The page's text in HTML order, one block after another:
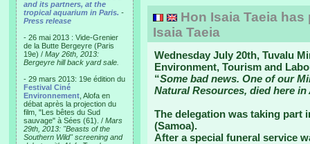
and its partners, at the
tropical aquarium in Paris. -
Press release
- 26 mai 2013 : Vide-Grenier
de la Butte Bergeyre (Paris
19e) / May 26th, 2013:
Bergeyre hill back yard sale.
- 29 mars 2013: 19e édition du
Festival Ciné
Environnement , Alofa en
débat après la projection du
film, "Les bêtes du Sud
sauvage" à Sées (61). / Mars
29th, 2013: "Beasts of the
Southern Wild" screening and
Hon Isaia Taeia
Isaia Taeia
Wednesday July 20th, Tuvalu
Environment, Tourism and
“Some bad news. One of our
Natural Resources, died here in
The delegation was taking part
(Samoa).
After a special funeral service